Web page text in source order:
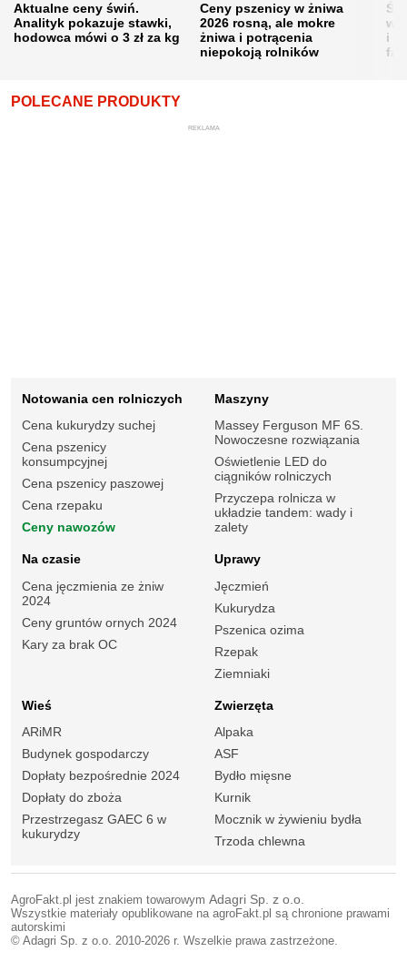
Aktualne ceny świń.
Analityk pokazuje stawki,
hodowca mówi o 3 zł za kg
Ceny pszenicy w żniwa
2026 rosną, ale mokre
żniwa i potrącenia
niepokoją rolników
i
POLECANE PRODUKTY
REKLAMA
Notowania cen rolniczych
Cena kukurydzy suchej
Cena pszenicy
konsumpcyjnej
Cena pszenicy paszowej
Cena rzepaku
Ceny nawozów
Maszyny
Massey Ferguson MF 6S.
Nowoczesne rozwiązania
Oświetlenie LED do
ciągników rolniczych
Przyczepa rolnicza w
układzie tandem: wady i
zalety
Na czasie
Cena jęczmienia ze żniw
2024
Ceny gruntów ornych 2024
Kary za brak OC
Uprawy
Jęczmień
Kukurydza
Pszenica ozima
Rzepak
Ziemniaki
Wieś
ARiMR
Budynek gospodarczy
Dopłaty bezpośrednie 2024
Dopłaty do zboża
Przestrzegasz GAEC 6 w
kukurydzy
Zwierzęta
Alpaka
ASF
Bydło mięsne
Kurnik
Mocznik w żywieniu bydła
Trzoda chlewna
AgroFakt.pl jest znakiem towarowym Adagri Sp. z o.o.
Wszystkie materiały opublikowane na agroFakt.pl są chronione prawami
autorskimi
© Adagri Sp. z o.o. 2010-2026 r. Wszelkie prawa zastrzeżone.